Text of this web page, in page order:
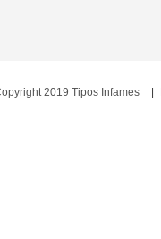
2019 Tipos Infames